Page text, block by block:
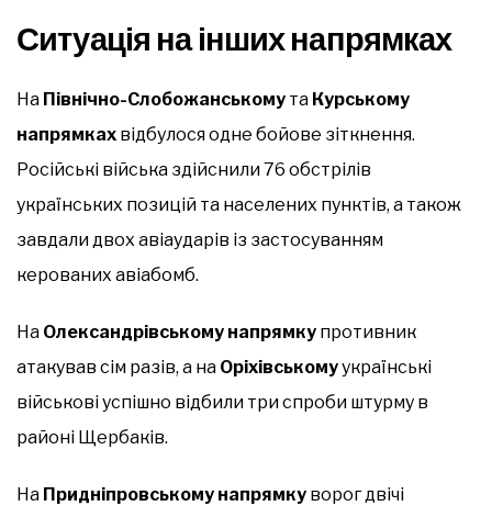
Ситуація на інших напрямках
На Північно-Слобожанському та Курському
напрямках відбулося одне бойове зіткнення.
Російські війська здійснили 76 обстрілів
українських позицій та населених пунктів, а також
завдали двох авіаударів із застосуванням
керованих авіабомб.
На Олександрівському напрямку противник
атакував сім разів, а на Оріхівськомуукраїнські
військові успішно відбили три спроби штурму в
районі Щербаків.
На Придніпровському напрямку ворог двічі